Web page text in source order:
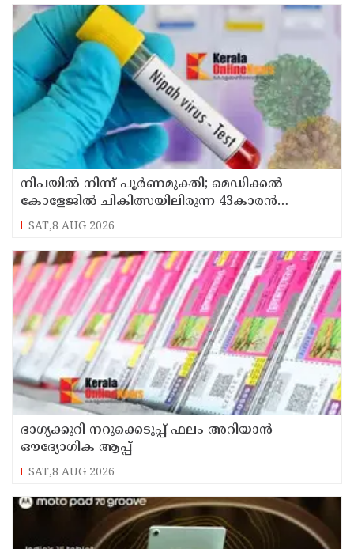
നിപയിൽ നിന്ന് പൂർണമുക്തി; മെഡിക്കൽ
കോളേജിൽ ചികിത്സയിലിരുന്ന 43കാരൻ
വീട്ടിലേക്ക് മടങ്ങി
SAT,8 AUG 2026
ഭാഗ്യക്കുറി നറുക്കെടുപ്പ് ഫലം അറിയാൻ
ഔദ്യോഗിക ആപ്പ്
SAT,8 AUG 2026